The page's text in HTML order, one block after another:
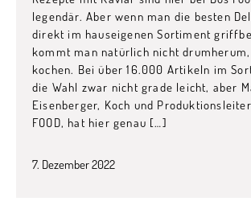
legendär. Aber wenn man die besten
direkt im hauseigenen Sortiment
kommt man natürlich nicht
kochen. Bei über 16.000 Artikeln im
die Wahl zwar nicht grade leicht, aber
Eisenberger, Koch und Produktionsleiter
FOOD, hat hier genau […]
7. Dezember 2022